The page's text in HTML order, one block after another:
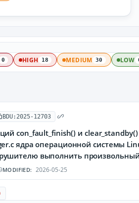
0 HIGH 18 MEDIUM 30 LOW
BDU:2025-12703
con_fault_finish() и
ядра операционной системы
выполнить
MODIFIED: 2026-05-25